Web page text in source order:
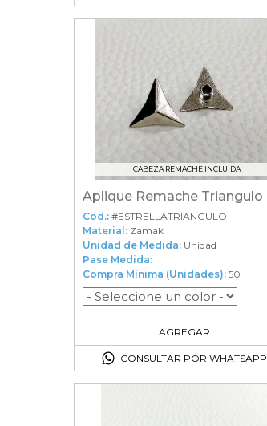
CABEZA REMACHE INCLUIDA
Aplique Remache Triangulo
Cod.: #ESTRELLATRIANGULO
Material: Zamak
Unidad de Medida: Unidad
Pase Medida:
Compra Mínima (Unidades): 50
AGREGAR
50en el carrito
CONSULTAR POR WHATSAPP